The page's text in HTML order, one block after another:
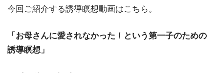
今回ご紹介する誘導瞑想動画はこちら。
「お母さんに愛されなかった！という第一子のための
誘導瞑想」